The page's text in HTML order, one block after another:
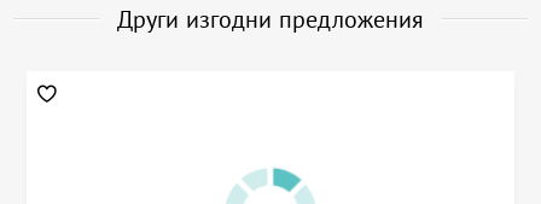
Други изгодни предложения